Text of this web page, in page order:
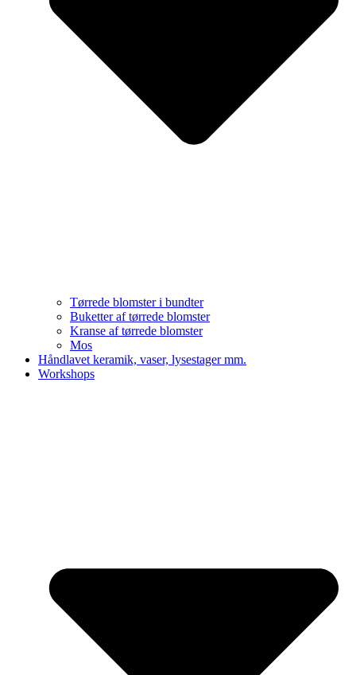
Tørrede blomster i bundter
Buketter af tørrede blomster
Kranse af tørrede blomster
Mos
Håndlavet keramik, vaser, lysestager mm.
Workshops